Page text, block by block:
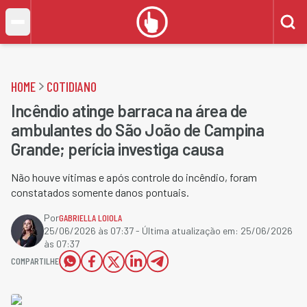
HOME COTIDIANO
Incêndio atinge barraca na área de
ambulantes do São João de Campina
Grande; perícia investiga causa
Não houve vítimas e após controle do incêndio, foram
constatados somente danos pontuais.
PorGABRIELLA LOIOLA
25/06/2026 às 07:37- Última atualização em: 25/06/2026
às 07:37
COMPARTILHE